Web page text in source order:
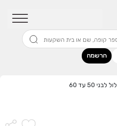
הרשמה
50 עד 60
המוביל בתשואה בליווי
עלות), השאירו פרטים: